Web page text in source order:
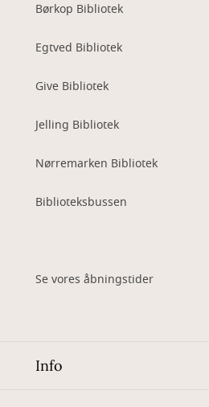
Børkop Bibliotek
Egtved Bibliotek
Give Bibliotek
Jelling Bibliotek
Nørremarken Bibliotek
Biblioteksbussen
Se vores åbningstider
Info